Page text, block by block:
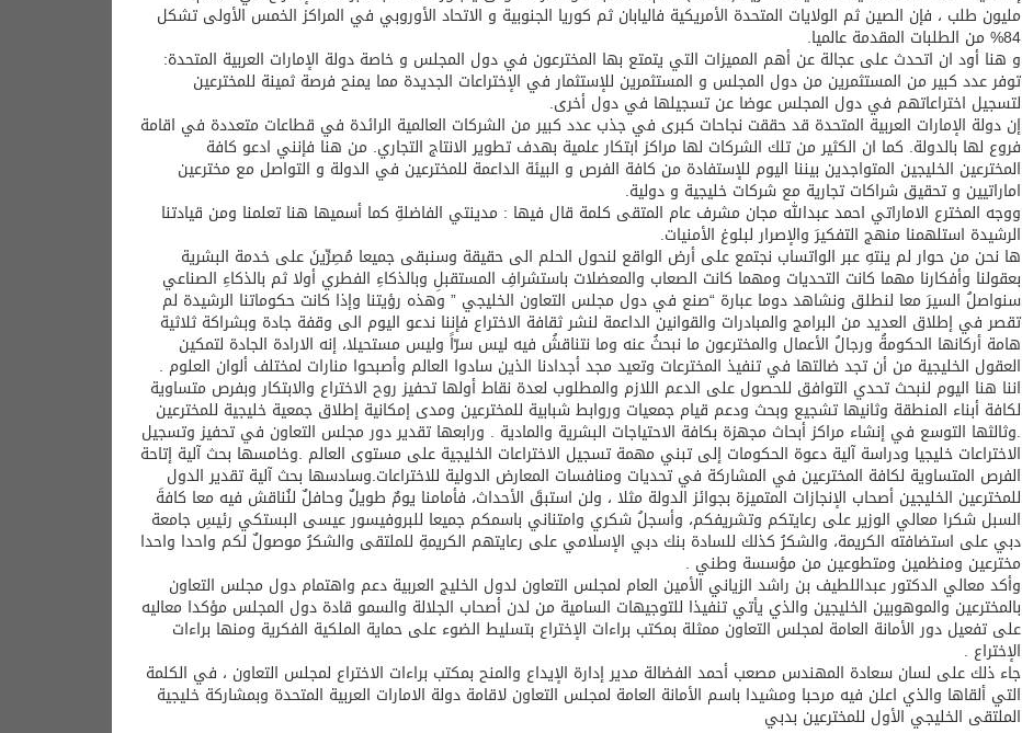
مليون طلب ، فإن الصين ثم الولايات المتحدة الأمريكية فاليابان ثم كوريا الجنوبية و الاتحاد الأوروبي في المراكز الخمس الأولى تشكل
84% من الطلبات المقدمة عالميا.
و هنا أود ان اتحدث على عجالة عن أهم المميزات التي يتمتع بها المخترعون في دول المجلس و خاصة دولة الإمارات العربية المتحدة:
توفر عدد كبير من المستثمرين من دول المجلس و المستثمرين للإستثمار في الإختراعات الجديدة مما يمنح فرصة ثمينة للمخترعين
لتسجيل اختراعاتهم في دول المجلس عوضا عن تسجيلها في دول أخرى.
إن دولة الإمارات العربية المتحدة قد حققت نجاحات كبرى في جذب عدد كبير من الشركات العالمية الرائدة في قطاعات متعددة في اقامة
فروع لها بالدولة. كما ان الكثير من تلك الشركات لها مراكز ابتكار علمية بهدف تطوير الانتاج التجاري. من هنا فإنني ادعو كافة
المخترعين الخليجين المتواجدين بيننا اليوم للإستفادة من كافة الفرص و البيئة الداعمة للمخترعين في الدولة و التواصل مع مخترعين
اماراتيين و تحقيق شراكات تجارية مع شركات خليجية و دولية.
ووجه المخترع الاماراتي احمد عبدالله مجان مشرف عام المتقى كلمة قال فيها : مدينتي الفاضلةِ كما أسميها هنا تعلمنا ومن قيادتنا
الرشيدة استلهمنا منهج التفكيرَ والإصرار لبلوغ الأمنيات.
ها نحن من حوار لم ينتهِ عبر الواتساب نجتمع على أرض الواقع لنحول الحلم الى حقيقة وسنبقى جميعا مُصِرِّينَ على خدمة البشرية
بعقولنا وأفكارنا مهما كانت التحديات ومهما كانت الصعاب والمعضلات باستشرافِ المستقبلِ وبالذكاءِ الفطري أولا ثم بالذكاءِ الصناعي
سنواصلُ السيرَ معا لنطلق ونشاهد دوما عبارة “صنع في دول مجلس التعاون الخليجي ” وهذه رؤيتنا وإذا كانت حكوماتنا الرشيدة لم
تقصر في إطلاق العديد من البرامج والمبادرات والقوانين الداعمة لنشر ثقافة الاختراع فإننا ندعو اليوم الى وقفة جادة وبشراكة ثلاثية
هامة أركانها الحكومةُ ورجالُ الأعمال والمخترعون ما نبحثُ عنه وما نتناقشُ فيه ليس سرّاً وليس مستحيلا، إنه الارادة الجادة لتمكين
العقول الخليجية من أن تجد ضالتها في تنفيذ المخترعات وتعيد مجد أجدادنا الذين سادوا العالم وأصبحوا منارات لمختلف ألوان العلوم .
اننا هنا اليوم لنبحث تحدي التوافق للحصول على الدعم اللازم والمطلوب لعدة نقاط أولها تحفيز روح الاختراع والابتكار وبفرص متساوية
لكافة أبناء المنطقة وثانيها تشجيع وبحث ودعم قيام جمعيات وروابط شبابية للمخترعين ومدى إمكانية إطلاق جمعية خليجية للمخترعين
.وثالثها التوسع في إنشاء مراكز أبحاث مجهزة بكافة الاحتياجات البشرية والمادية . ورابعها تقدير دور مجلس التعاون في تحفيز وتسجيل
الاختراعات خليجيا ودراسة آلية دعوة الحكومات إلى تبني مهمة تسجيل الاختراعات الخليجية على مستوى العالم .وخامسها بحث آلية إتاحة
الفرص المتساوية لكافة المخترعين في المشاركة في تحديات ومنافسات المعارض الدولية للاختراعات.وسادسها بحث آلية تقدير الدول
للمخترعين الخليجين أصحاب الإنجازات المتميزة بجوائز الدولة مثلا ، ولن استبقَ الأحداث، فأمامنا يومٌ طويلٌ وحافلٌ لنُناقش فيه معا كافةَ
السبل شكرا معالي الوزير على رعايتكم وتشريفكم، وأسجلُ شكري وامتناني باسمكم جميعا للبروفيسور عيسى البستكي رئيسِ جامعة
دبي على استضافته الكريمة، والشكرُ كذلك للسادة بنك دبي الإسلامي على رعايتهم الكريمةِ للملتقى والشكرُ موصولٌ لكم واحدا واحدا
مخترعين ومنظمين ومتطوعين من مؤسسة وطني .
وأكد معالي الدكتور عبداللطيف بن راشد الزياني الأمين العام لمجلس التعاون لدول الخليج العربية دعم واهتمام دول مجلس التعاون
بالمخترعين والموهوبين الخليجين والذي يأتي تنفيذا للتوجيهات السامية من لدن أصحاب الجلالة والسمو قادة دول المجلس مؤكدا معاليه
على تفعيل دور الأمانة العامة لمجلس التعاون ممثلة بمكتب براءات الإختراع بتسليط الضوء على حماية الملكية الفكرية ومنها براءات
الإختراع .
جاء ذلك على لسان سعادة المهندس مصعب أحمد الفضالة مدير إدارة الإيداع والمنح بمكتب براءات الاختراع لمجلس التعاون ، في الكلمة
التي ألقاها والذي اعلن فيه مرحبا ومشيدا باسم الأمانة العامة لمجلس التعاون لاقامة دولة الامارات العربية المتحدة وبمشاركة خليجية
الملتقى الخليجي الأول للمخترعين بدبي